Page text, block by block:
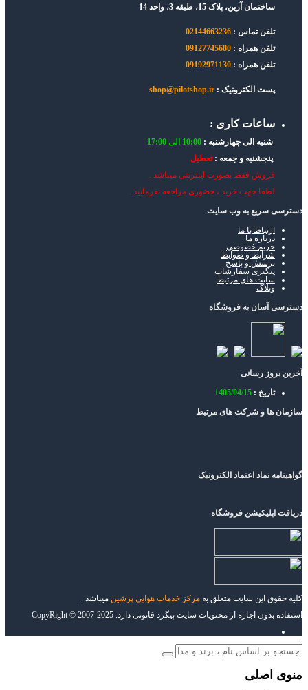
ساختمان آرین، پلاک 15، طبقه 3، واحد 14
تلفن تماس : 02144663236
تلفن همراه : 09127745680
تلفن همراه : 09192971130
پست الکترونیک : shop@pilotshop.ir
ساعات کاری :
شنبه الی چهارشنبه : 10:00 الی 17:00
پنجشنبه و جمعه :تعطیل
فروش فقط بصورت اینترنتی میباشد .
لطفا جهت خرید ، حضوری مراجعه نفرمایید .
دسترسی سریع به وب سایت
ارتباط با ما
درباره ما
حریم خصوصی
شرایط و ضوابط
پرسش و پاسخ
پیگیری سفارشات
سایت های مرتبط
وبلاگ
دسترسی آسان به فروشگاه
آخرین بروز رسانی
تاریخ : 1405/04/15
سازمان ها و شرکت های مرتبط
گواهینامه نماد اعتماد الکترونیک
دریافت اپلیکیشن فروشگاه
کلیه حقوق این سایت متعلق به مرکز خدمات هوایی پرشین میباشد .
استفاده بدون اجازه از محتویات سایت پیگرد قانونی دارد. CopyRight © 2007-2025
منوی اصلی